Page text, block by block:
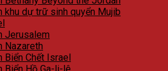
khu dự trữ sinh quyển Mujib
Jerusalem
Nazareth
Biển Chết Israel